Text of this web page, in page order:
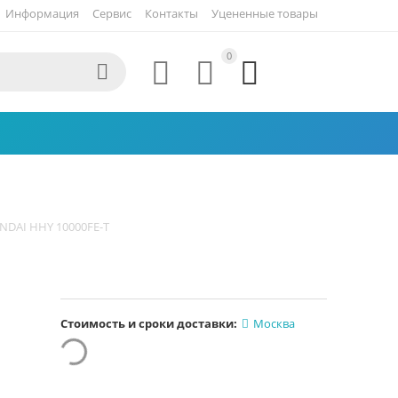
Информация Сервис Контакты Уцененные товары
0




HHY 10000FE-T
Стоимость и сроки доставки: Москва